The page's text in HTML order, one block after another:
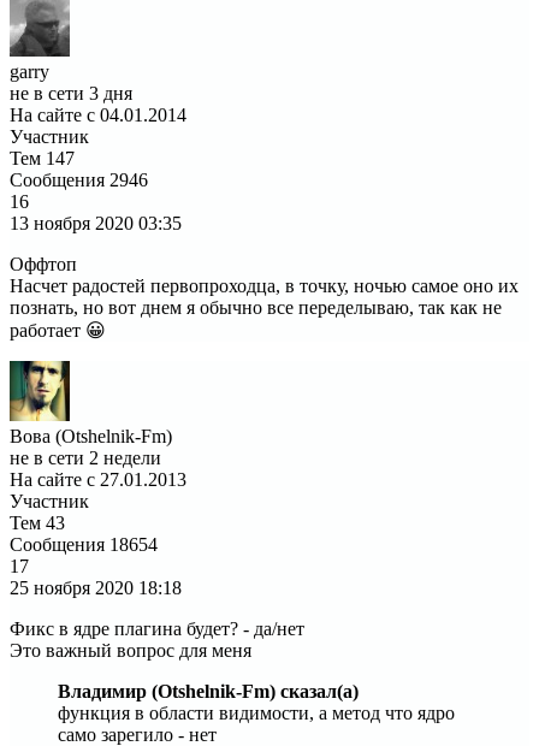
garry
не в сети 3 дня
На сайте с 04.01.2014
Участник
Тем 147
Сообщения 2946
16
13 ноября 2020 03:35
Оффтоп
Насчет радостей первопроходца, в точку, ночью самое оно их
познать, но вот днем я обычно все переделываю, так как не
работает 😀
Вова (Otshelnik-Fm)
не в сети 2 недели
На сайте с 27.01.2013
Участник
Тем 43
Сообщения 18654
17
25 ноября 2020 18:18
Фикс в ядре плагина будет? - да/нет
Это важный вопрос для меня
Владимир (Otshelnik-Fm) сказал(а)
функция в области видимости, а метод что ядро
само зарегило - нет